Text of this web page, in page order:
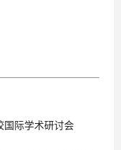
国际学术研讨会